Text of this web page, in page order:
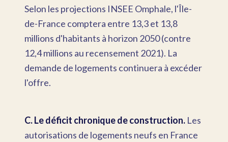
Selon les projections INSEE Omphale, l'Île-
de-France comptera entre 13,3 et 13,8
millions d'habitants à horizon 2050 (contre
12,4 millions au recensement 2021). La
demande de logements continuera à excéder
l'offre.
C. Le déficit chronique de construction. Les
autorisations de logements neufs en France